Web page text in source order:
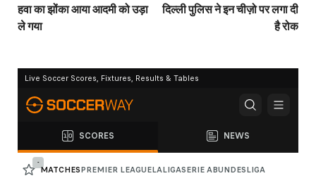
हवा का झोंका आया आदमी को उड़ा
ले गया
दिल्ली पुलिस ने इन चीज़ो पर लगा दी
है रोक